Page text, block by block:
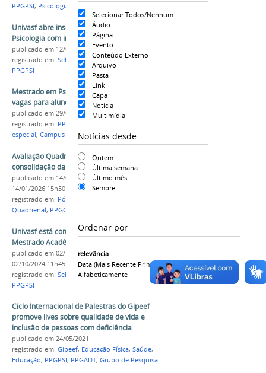
Selecionar Todos/Nenhum
Áudio
Página
Evento
Conteúdo Externo
Arquivo
Pasta
Link
Capa
Notícia
Multimídia
Notícias desde
Ontem
Última semana
Último mês
Sempre
Ordenar por
relevância
Data (mais Recente Primeiro)
Alfabeticamente
PPGPSI, Psicologia
Univasf abre inscrições para mestrado em
Psicologia com ingresso em 2026.1
publicado em 12/09/2025
registrado em: Seleção,Mestrado,Psicologia
PPGPSI
Mestrado em Psicologia da Univasf oferta 11
vagas para aluno especial
publicado em 29/01/2018
registrado em: PPGPSI
especial, Campus Sede
Avaliação Quadrienal da Capes aponta avanço e
consolidação da pós-graduação da Univasf
publicado em 14/01/2026 —última modificação
14/01/2026 15h50
registrado em: Pós-Graduação
Quadrienal, PPGCA
Univasf está com inscrições abertas para
Mestrado Acadêmico em Psicologia
publicado em 02/10/2024—última modificação
02/10/2024 11h45
registrado em: Seleção,Mestrado,Psicologia
PPGPSI
Ciclo Internacional de Palestras do Gipeef
promove lives sobre qualidade de vida e
inclusão de pessoas com deficiência
publicado em 24/05/2021
registrado em: Gipeef, Educação Física, Saúde,
Educação, PPGPSI, PPGADT, Grupo de Pesquisa